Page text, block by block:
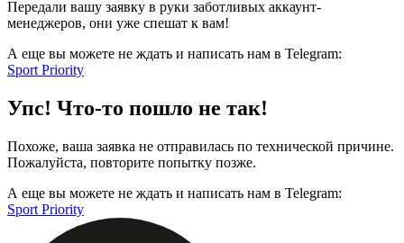
Передали вашу заявку в руки заботливых аккаунт-
менеджеров, они уже спешат к вам!
А еще вы можете не ждать и написать нам в Telegram:
Sport Priority
Упс! Что-то пошло не так!
Похоже, ваша заявка не отправилась по технической причине.
Пожалуйста, повторите попытку позже.
А еще вы можете не ждать и написать нам в Telegram:
Sport Priority